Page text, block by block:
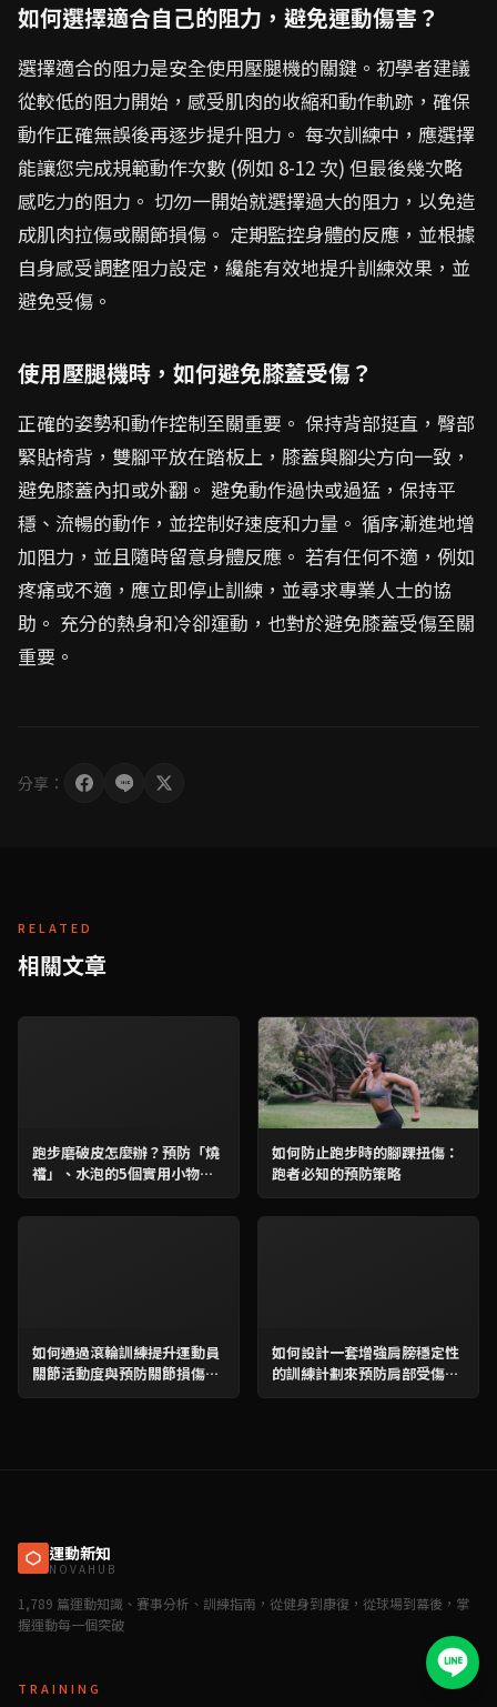
如何選擇適合自己的阻力，避免運動傷害？
選擇適合的阻力是安全使用壓腿機的關鍵。初學者建議
從較低的阻力開始，感受肌肉的收縮和動作軌跡，確保
動作正確無誤後再逐步提升阻力。 每次訓練中，應選擇
能讓您完成規範動作次數 (例如 8-12 次) 但最後幾次略
感吃力的阻力。 切勿一開始就選擇過大的阻力，以免造
成肌肉拉傷或關節損傷。 定期監控身體的反應，並根據
自身感受調整阻力設定，纔能有效地提升訓練效果，並
避免受傷。
使用壓腿機時，如何避免膝蓋受傷？
正確的姿勢和動作控制至關重要。 保持背部挺直，臀部
緊貼椅背，雙腳平放在踏板上，膝蓋與腳尖方向一致，
避免膝蓋內扣或外翻。 避免動作過快或過猛，保持平
穩、流暢的動作，並控制好速度和力量。 循序漸進地增
加阻力，並且隨時留意身體反應。 若有任何不適，例如
疼痛或不適，應立即停止訓練，並尋求專業人士的協
助。 充分的熱身和冷卻運動，也對於避免膝蓋受傷至關
重要。
分享：
RELATED
相關文章
跑步磨破皮怎麼辦？預防「燒
襠」、水泡的5個實用小物與4
大建議，跑步不再受折磨！
如何防止跑步時的腳踝扭傷：
跑者必知的預防策略
如何通過滾輪訓練提升運動員
關節活動度與預防關節損傷？
完整教學與高效訓練計劃
如何設計一套增強肩膀穩定性
的訓練計劃來預防肩部受傷？
完整教學及每周訓練計畫
運動新知
NOVAHUB
1,789 篇運動知識、賽事分析、訓練指南，從健身到康復，從球場到幕後，掌
握運動每一個突破
TRAINING